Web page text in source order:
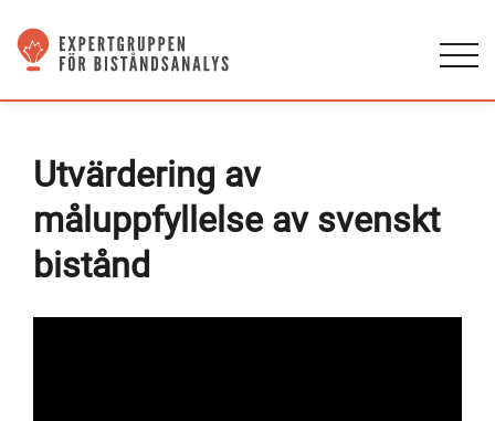
Utvärdering av
måluppfyllelse av svenskt
bistånd